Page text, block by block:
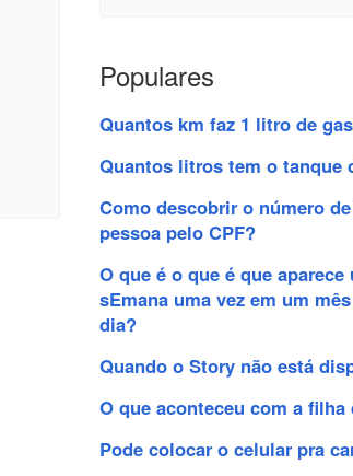
Populares
Quantos km faz 1 litro de
Quantos litros tem o tanque
Como descobrir o número
pessoa pelo CPF?
O que é o que é que aparece
sEmana uma vez em um
dia?
Quando o Story não está
O que aconteceu com a
Pode colocar o celular pra